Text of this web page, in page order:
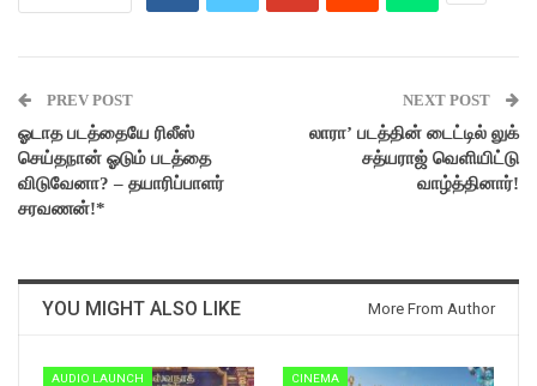
PREV POST
ஓடாத படத்தையே ரிலீஸ்
செய்தநான் ஓடும் படத்தை
விடுவேனா? – தயாரிப்பாளர்
சரவணன்!*
NEXT POST
லாரா’ படத்தின் டைட்டில் லுக்
சத்யராஜ் வெளியிட்டு
வாழ்த்தினார்!
YOU MIGHT ALSO LIKE More From Author
AUDIO LAUNCH CINEMA